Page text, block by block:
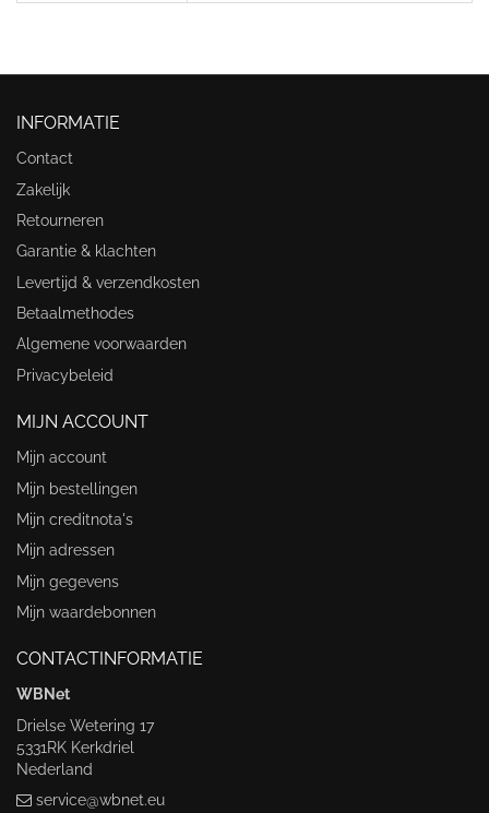
INFORMATIE
Contact
Zakelijk
Retourneren
Garantie & klachten
Levertijd & verzendkosten
Betaalmethodes
Algemene voorwaarden
Privacybeleid
MIJN ACCOUNT
Mijn account
Mijn bestellingen
Mijn creditnota's
Mijn adressen
Mijn gegevens
Mijn waardebonnen
CONTACTINFORMATIE
WBNet
Drielse Wetering 17
5331RK Kerkdriel
Nederland
service@wbnet.eu